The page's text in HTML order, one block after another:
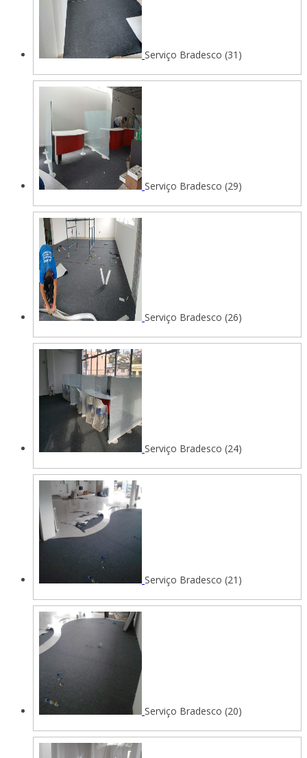
Serviço Bradesco (31)
Serviço Bradesco (29)
Serviço Bradesco (26)
Serviço Bradesco (24)
Serviço Bradesco (21)
Serviço Bradesco (20)